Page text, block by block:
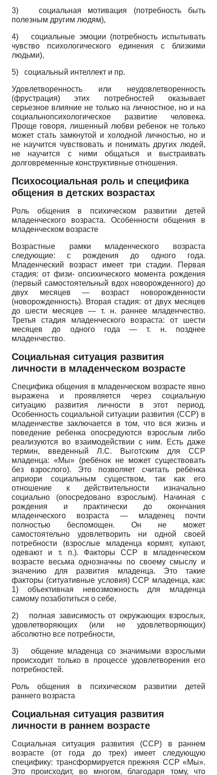
3) социальная мотивация (потребность быть
полезным другим людям),
4) социальные эмоции (потребность испытывать
чувство психологического единения с близкими
людьми),
5) социальный интеллект и пр.
Удовлетворенность или неудовлетворенность
(фрустрация) этих потребностей оказывает
серьезное влияние не только на личностное, но и на
социально­психологическое развитие человека.
Проще говоря, лишенный любви ребенок не только
может стать замкнутой и холодной личностью, но и
не научится чувствовать и понимать других людей,
не научится с ними общаться и выстраивать
долговременные конструктивные отношения.
Психосоциальная роль и специфика
общения в детских возрастах
Роль общения в психическом развитии детей
младенческого возраста. Особенности общения в
младенческом возрасте
Возрастные рамки младенческого возраста
следующие: с рождения до одного года.
Младенческий возраст имеет три стадии. Первая
стадия: от физи- опсихического момента рождения
(первый самостоятельный вдох новорожденного) до
двух месяцев — возраст новорожденности
(новорожденность). Вторая стадия: от двух месяцев
до шести месяцев — т. н. раннее младенчество.
Третья стадия младенческого возраста: от шести
месяцев до одного года — т. н. позднее
младенчество.
Социальная ситуация развития
личности в младенческом возрасте
Специфика общения в младенческом возрасте явно
выражена и проявляется через социальную
ситуацию развития личности в этот период.
Особенность социальной ситуации развития (ССР) в
младенчестве заключается в том, что вся жизнь и
поведение ребенка опосредуются взрослым либо
реализуются во взаимодействии с ним. Есть даже
термин, введенный Л.С. Выготским для ССР
младенца: «Мы» (ребёнок не может существовать
без взрослого). Это позволяет считать ребёнка
априори социальным существом, так как его
отношение к действительности изначально
социально (опосредовано взрослым). Начиная с
рождения и практически до окончания
младенческого возраста — младенец почти
полностью беспомощен. Он не может
самостоятельно удовлетворить ни одной своей
потребности (взрослые младенца кормят, купают,
одевают и т. п.). Факторы ССР в младенческом
возрасте весьма однозначны по своему смыслу и
значению для развития младенца. Это такие
факторы (ситуативные условия) ССР младенца, как:
1) объективная невозможность для младенца
самому позаботиться о себе,
2) полная зависимость от окружающих взрослых,
удовлетворяющих (или не удовлетворяющих)
абсолютно все потребности,
3) общение младенца со значимыми взрослыми
происходит только в процессе удовлетворения его
потребностей.
Роль общения в психическом развитии детей
раннего возраста
Социальная ситуация развития
личности в раннем возрасте
Социальная ситуация развития (ССР) в раннем
возрасте (от года до трех) имеет следующую
специфику: трансформируется прежняя ССР «Мы».
Это происходит, во многом, благодаря тому, что